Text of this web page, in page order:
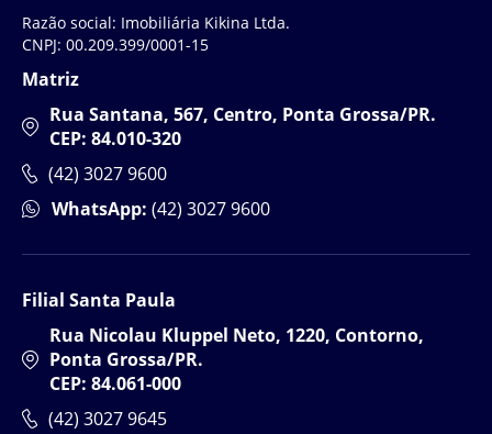
Razão social: Imobiliária Kikina Ltda.
CNPJ: 00.209.399/0001-15
Matriz
Rua Santana, 567, Centro, Ponta Grossa/PR.
CEP: 84.010-320
(42) 3027 9600
WhatsApp: (42) 3027 9600
Filial Santa Paula
Rua Nicolau Kluppel Neto, 1220, Contorno,
Ponta Grossa/PR.
CEP: 84.061-000
(42) 3027 9645